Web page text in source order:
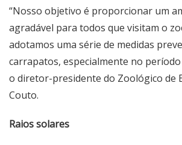
“Nosso objetivo é proporcionar um
agradável para todos que visitam o
adotamos uma série de medidas
carrapatos, especialmente no período
o diretor-presidente do Zoológico de
Couto.
Raios solares